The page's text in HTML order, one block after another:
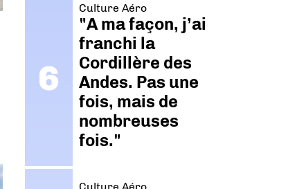
Culture Aéro
"A ma façon, j’ai
franchi la
Cordillère des
Andes. Pas une
fois, mais de
nombreuses
fois."